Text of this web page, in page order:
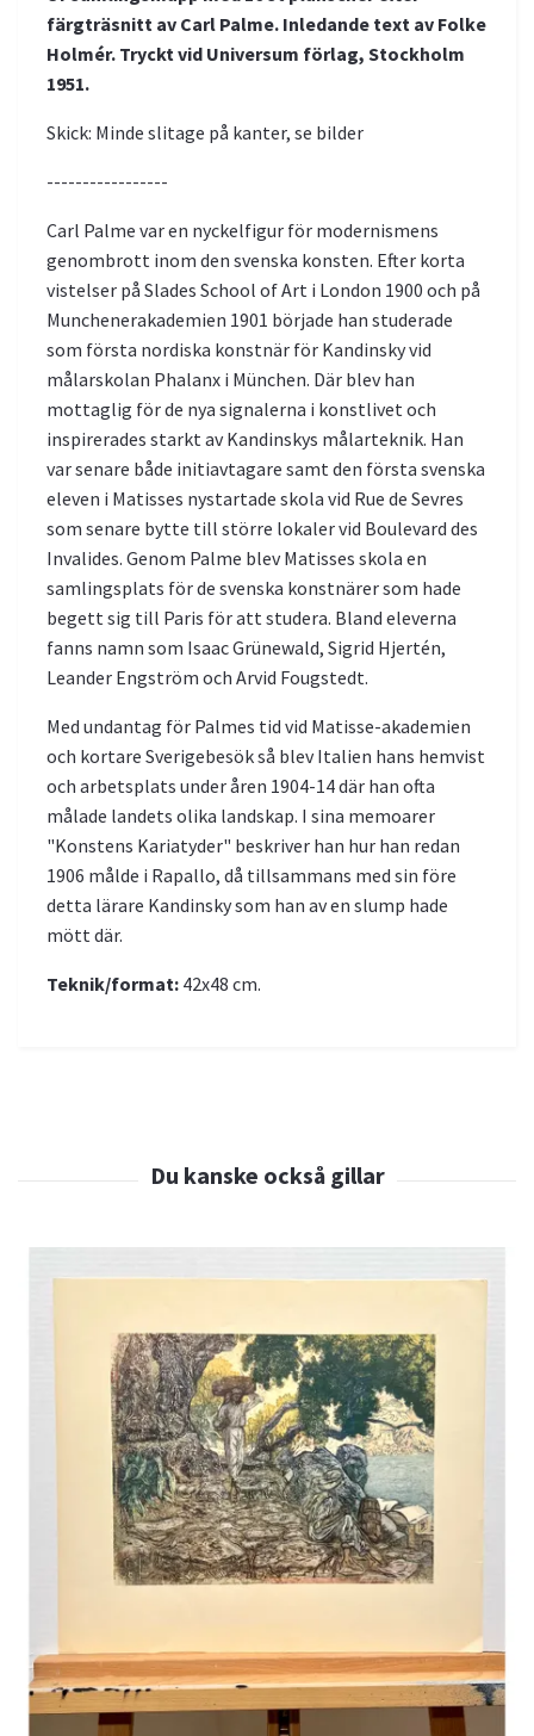
färgträsnitt av Carl Palme. Inledande text av Folke
Holmér. Tryckt vid Universum förlag, Stockholm
1951.
Skick: Minde slitage på kanter, se bilder
-----------------
Carl Palme var en nyckelfigur för modernismens
genombrott inom den svenska konsten. Efter korta
vistelser på Slades School of Art i London 1900 och på
Munchenerakademien 1901 började han studerade
som första nordiska konstnär för Kandinsky vid
målarskolan Phalanx i München. Där blev han
mottaglig för de nya signalerna i konstlivet och
inspirerades starkt av Kandinskys målarteknik. Han
var senare både initiavtagare samt den första svenska
eleven i Matisses nystartade skola vid Rue de Sevres
som senare bytte till större lokaler vid Boulevard des
Invalides. Genom Palme blev Matisses skola en
samlingsplats för de svenska konstnärer som hade
begett sig till Paris för att studera. Bland eleverna
fanns namn som Isaac Grünewald, Sigrid Hjertén,
Leander Engström och Arvid Fougstedt.
Med undantag för Palmes tid vid Matisse-akademien
och kortare Sverigebesök så blev Italien hans hemvist
och arbetsplats under åren 1904-14 där han ofta
målade landets olika landskap. I sina memoarer
"Konstens Kariatyder" beskriver han hur han redan
1906 målde i Rapallo, då tillsammans med sin före
detta lärare Kandinsky som han av en slump hade
mött där.
Teknik/format: 42x48 cm.